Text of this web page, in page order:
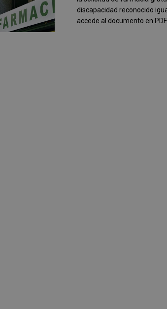
discapacidad reconocido
accede al documento en PDF